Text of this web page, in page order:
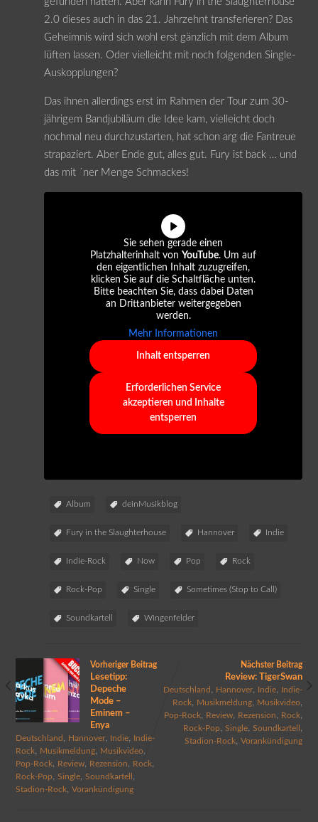
2.0 dieses auch in das 21. Jahrzehnt transferieren? Das
Geheimnis wird sich wohl erst gänzlich mit dem Album
lüften lassen. Oder vielleicht mit noch folgenden Single-
Auskopplungen?
Das ihnen allerdings erst im Rahmen der Tour zum 30-
jährigem Bandjubiläum die Idee kam, vielleicht doch
nochmal neu durchzustarten, hat schon arg die Fantreue
strapaziert. Aber Ende gut, alles gut. Fury ist back … und
das mit ´ner Menge Schmackes!
Sie sehen gerade einen
Platzhalterinhalt von YouTube. Um auf
den eigentlichen Inhalt zuzugreifen,
klicken Sie auf die Schaltfläche unten.
Bitte beachten Sie, dass dabei Daten
an Drittanbieter weitergegeben
werden.
Mehr Informationen
Inhalt entsperren
Erforderlichen Service
akzeptieren und Inhalte
entsperren
Album deinMusikblog
Fury in the Slaughterhouse Hannover Indie
Indie-Rock Now Pop Rock
Rock-Pop Single Sometimes (Stop to Call)
Soundkartell Wingenfelder
Vorheriger Beitrag
Lesetipp:
Depeche
Mode –
Eminem –
Enya
Deutschland , Hannover, Indie,
Indie-
Rock, Musikmeldung, Musikvideo,
Pop-Rock, Review, Rezension, Rock,
Rock-Pop, Single, Soundkartell ,
Stadion-Rock, Vorankündigung
Nächster Beitrag
Review: TigerSwan
Deutschland , Hannover, Indie,
Indie-
Rock, Musikmeldung, Musikvideo,
Pop-Rock, Review, Rezension, Rock,
Rock-Pop,Single,Soundkartell ,
Stadion-Rock,Vorankündigung